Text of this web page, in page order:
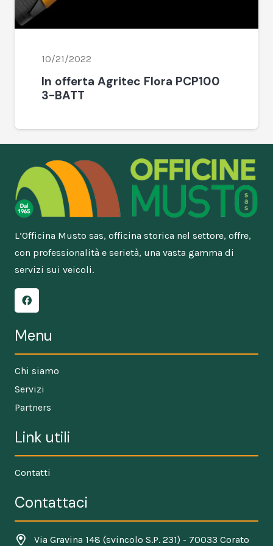
10/21/2022
In offerta Agritec Flora PCP100
3-BATT
L’Officina Musto sas, officina storica nel settore, offre,
con professionalità e serietà, una vasta gamma di
servizi sui veicoli.
Menu
Chi siamo
Servizi
Partners
Link utili
Contatti
Contattaci
Via Gravina 148 (svincolo S.P. 231) - 70033 Corato